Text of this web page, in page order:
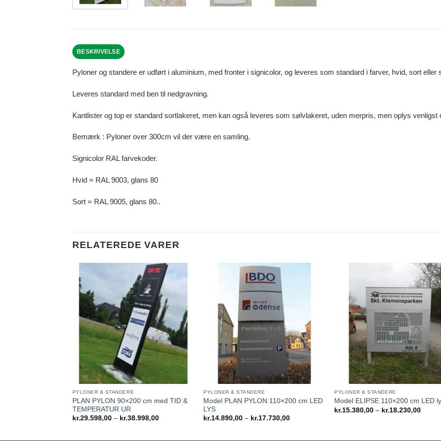
BESKRIVELSE
Pyloner og standere er udført i aluminium, med fronter i signicolor, og leveres som standard i farver, hvid, sort eller
Leveres standard med ben til nedgravning.
Kantlister og top er standard sortlakeret, men kan også leveres som sølvlakeret, uden merpris, men oplys venligst
Bemærk : Pyloner over 300cm vil der være en samling.
Signicolor RAL farvekoder.
Hvid = RAL 9003, glans 80
Sort = RAL 9005, glans 80..
RELATEREDE VARER
PYLONER & STANDERE
PLAN PYLON 90×200 cm med TID &
TEMPERATUR UR
kr.29.598,00 – kr.38.998,00Prisinterval:
PYLONER & STANDERE
Model PLAN PYLON 110×200 cm LED
LYS
kr.14.890,00 – kr.17.730,00Prisinterval:
PYLONER & STANDERE
Model ELIPSE 110×200 cm LED
kr.15.380,00 – kr.18.230,00